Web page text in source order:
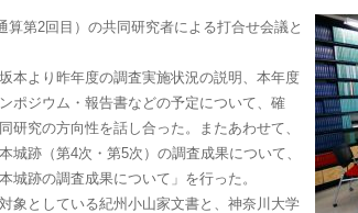
第2回目）の共同研究者による打合せ会議と
本より昨年度の調査実施状況の説明、本年度
ポジウム・報告書などの予定について、確
研究の方向性を話し合った。またあわせて、
城跡（第4次・第5次）の調査成果について、
城跡の調査成果について」を行った。
象としている紀州小山家文書と、神奈川大学